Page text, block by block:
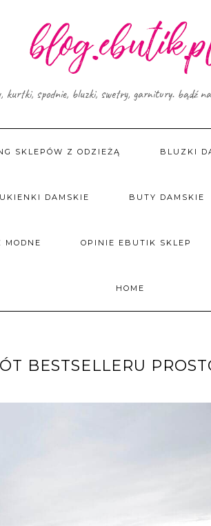
kurtki, spodnie, bluzki, swetry, garnitury. bądź
SKLEPÓW Z ODZIEŻĄ BLUZKI
DAMSKIE BUTY DAMSKIE
OPINIE EBUTIK SKLEP
HOME
BESTSELLERU